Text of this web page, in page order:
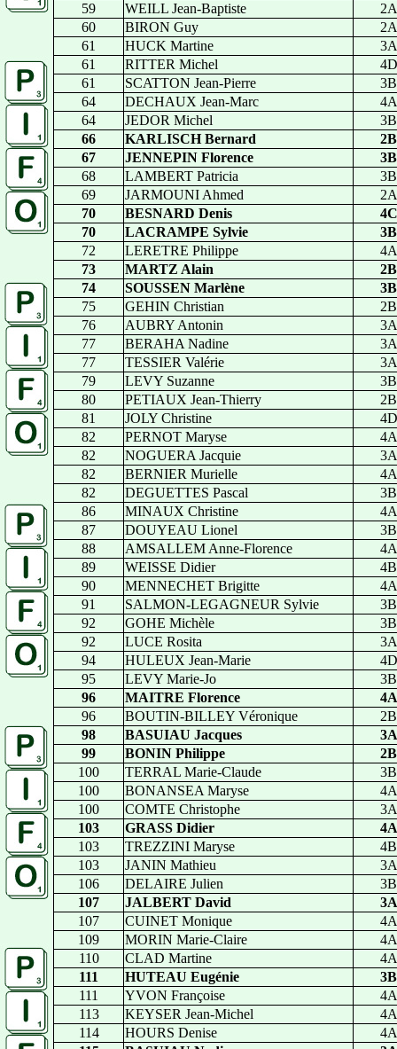
59
WEILL Jean-Baptiste
2A
60
BIRON Guy
2A
61
HUCK Martine
3A
61
RITTER Michel
4D
61
SCATTON Jean-Pierre
3B
64
DECHAUX Jean-Marc
4A
64
JEDOR Michel
3B
66
KARLISCH Bernard
2B
67
JENNEPIN Florence
3B
68
LAMBERT Patricia
3B
69
JARMOUNI Ahmed
2A
70
BESNARD Denis
4C
70
LACRAMPE Sylvie
3B
72
LERETRE Philippe
4A
73
MARTZ Alain
2B
74
SOUSSEN Marlène
3B
75
GEHIN Christian
2B
76
AUBRY Antonin
3A
77
BERAHA Nadine
3A
77
TESSIER Valérie
3A
79
LEVY Suzanne
3B
80
PETIAUX Jean-Thierry
2B
81
JOLY Christine
4D
82
PERNOT Maryse
4A
82
NOGUERA Jacquie
3A
82
BERNIER Murielle
4A
82
DEGUETTES Pascal
3B
86
MINAUX Christine
4A
87
DOUYEAU Lionel
3B
88
AMSALLEM Anne-Florence
4A
89
WEISSE Didier
4B
90
MENNECHET Brigitte
4A
91
SALMON-LEGAGNEUR Sylvie
3B
92
GOHE Michèle
3B
92
LUCE Rosita
3A
94
HULEUX Jean-Marie
4D
95
LEVY Marie-Jo
3B
96
MAITRE Florence
4A
96
BOUTIN-BILLEY Véronique
2B
98
BASUIAU Jacques
3A
99
BONIN Philippe
2B
100
TERRAL Marie-Claude
3B
100
BONANSEA Maryse
4A
100
COMTE Christophe
3A
103
GRASS Didier
4A
103
TREZZINI Maryse
4B
103
JANIN Mathieu
3A
106
DELAIRE Julien
3B
107
JALBERT David
3A
107
CUINET Monique
4A
109
MORIN Marie-Claire
4A
110
CLAD Martine
4A
111
HUTEAU Eugénie
3B
111
YVON Françoise
4A
113
KEYSER Jean-Michel
4A
114
HOURS Denise
4A